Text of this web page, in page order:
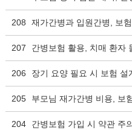
208 재가간병과 입원간병, 보
207 간병보험 활용, 치매 환자
206 장기 요양 필요 시 보험 설
205 부모님 재가간병 비용, 보
204 간병보험 가입 시 약관 주